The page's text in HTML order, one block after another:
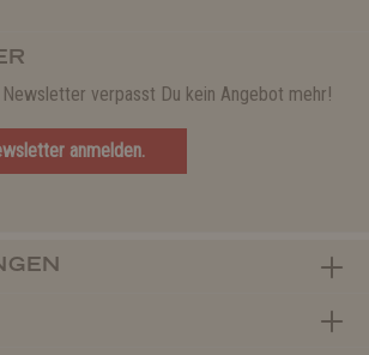
Newsletter verpasst Du kein Angebot mehr!
anmelden.